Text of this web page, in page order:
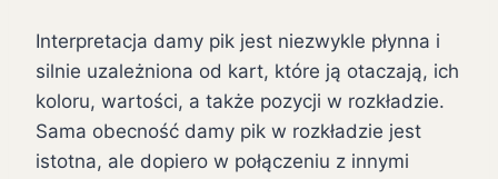
Interpretacja damy pik jest niezwykle płynna i
silnie uzależniona od kart, które ją otaczają, ich
koloru, wartości, a także pozycji w rozkładzie.
Sama obecność damy pik w rozkładzie jest
istotna, ale dopiero w połączeniu z innymi